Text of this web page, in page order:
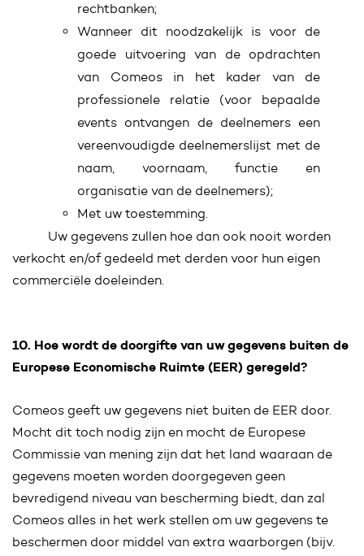
rechtbanken;
Wanneer dit noodzakelijk is voor de
goede uitvoering van de opdrachten
van Comeos in het kader van de
professionele relatie (voor bepaalde
events ontvangen de deelnemers een
vereenvoudigde deelnemerslijst met de
naam, voornaam, functie en
organisatie van de deelnemers);
Met uw toestemming.
Uw gegevens zullen hoe dan ook nooit worden
verkocht en/of gedeeld met derden voor hun eigen
commerciële doeleinden.
10. Hoe wordt de doorgifte van uw gegevens buiten de
Europese Economische Ruimte (EER) geregeld?
Comeos geeft uw gegevens niet buiten de EER door.
Mocht dit toch nodig zijn en mocht de Europese
Commissie van mening zijn dat het land waaraan de
gegevens moeten worden doorgegeven geen
bevredigend niveau van bescherming biedt, dan zal
Comeos alles in het werk stellen om uw gegevens te
beschermen door middel van extra waarborgen (bijv.